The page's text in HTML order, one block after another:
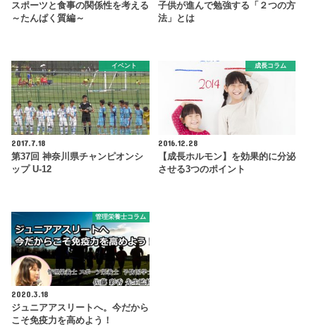
スポーツと食事の関係性を考える
～たんぱく質編～
子供が進んで勉強する「２つの方
法」とは
イベント
2017.7.18
第37回 神奈川県チャンピオンシ
ップ U-12
成長コラム
2016.12.28
【成長ホルモン】を効果的に分泌
させる3つのポイント
管理栄養士コラム
2020.3.18
ジュニアアスリートへ。今だから
こそ免疫力を高めよう！